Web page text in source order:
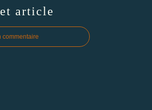
article
commentaire